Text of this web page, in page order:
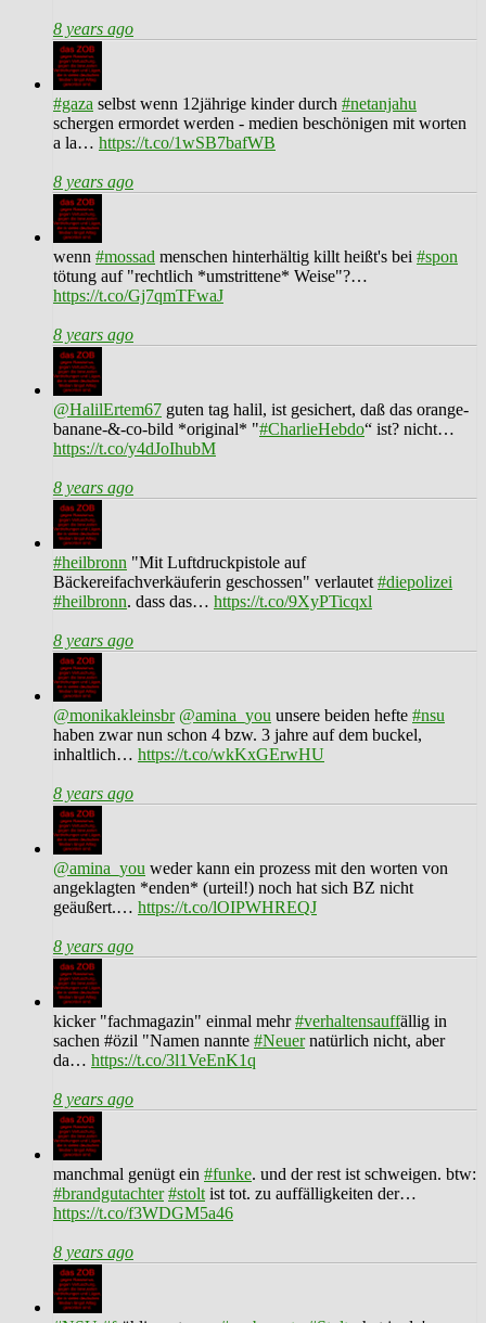
8 years ago
#gaza selbst wenn 12jährige kinder durch #netanjahu
schergen ermordet werden - medien beschönigen mit worten
a la… https://t.co/1wSB7bafWB
8 years ago
wenn #mossad menschen hinterhältig killt heißt's bei #spon
tötung auf "rechtlich *umstrittene* Weise"?…
https://t.co/Gj7qmTFwaJ
8 years ago
@HalilErtem67 guten tag halil, ist gesichert, daß das orange-
banane-&-co-bild *original* "#CharlieHebdo“ ist? nicht…
https://t.co/y4dJoIhubM
8 years ago
#heilbronn "Mit Luftdruckpistole auf
Bäckereifachverkäuferin geschossen" verlautet #diepolizei
#heilbronn. dass das… https://t.co/9XyPTicqxl
8 years ago
@monikakleinsbr @amina_you unsere beiden hefte #nsu
haben zwar nun schon 4 bzw. 3 jahre auf dem buckel,
inhaltlich… https://t.co/wkKxGErwHU
8 years ago
@amina_you weder kann ein prozess mit den worten von
angeklagten *enden* (urteil!) noch hat sich BZ nicht
geäußert.… https://t.co/lOIPWHREQJ
8 years ago
kicker "fachmagazin" einmal mehr#verhaltensauffällig in
sachen #özil "Namen nannte #Neuernatürlich nicht, aber
da… https://t.co/3l1VeEnK1q
8 years ago
manchmal genügt ein #funke. und der rest ist schweigen. btw:
#brandgutachter #stolt ist tot. zu auffälligkeiten der…
https://t.co/f3WDGM5a46
8 years ago